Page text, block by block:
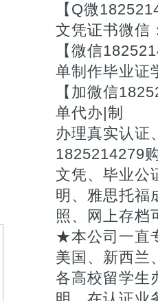
【Q微
文凭证书微信
【微信
单制作毕业证
【加微信
单代办|制
办理真实认证
1825214279
文凭、毕业公
明、雅思托福
照、网上存档
★本公司一直
美国、新西兰
各高校留学生